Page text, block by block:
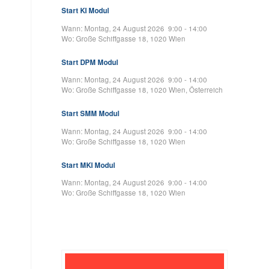
Start KI Modul
Wann: Montag, 24 August 2026 9:00 - 14:00
Wo:Große Schiffgasse 18, 1020 Wien
Start DPM Modul
Wann: Montag, 24 August 2026 9:00 - 14:00
Wo:Große Schiffgasse 18, 1020 Wien, Österreich
Start SMM Modul
Wann: Montag, 24 August 2026 9:00 - 14:00
Wo:Große Schiffgasse 18, 1020 Wien
Start MKI Modul
Wann: Montag, 24 August 2026 9:00 - 14:00
Wo:Große Schiffgasse 18, 1020 Wien